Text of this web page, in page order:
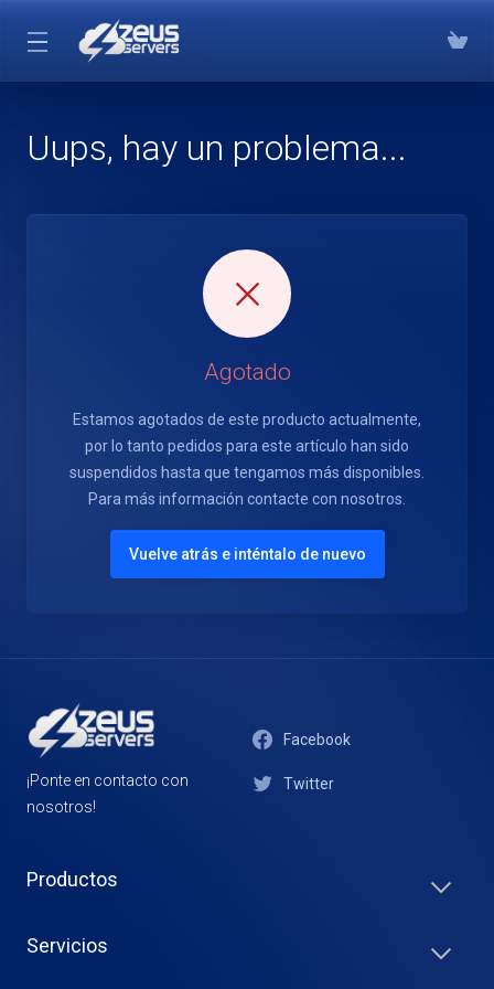
Uups, hay un problema...
Agotado
Estamos agotados de este producto actualmente,
por lo tanto pedidos para este artículo han sido
suspendidos hasta que tengamos más disponibles.
Para más información contacte con nosotros.
Vuelve atrás e inténtalo de nuevo
¡Ponte en contacto con
nosotros!
Facebook
Twitter
Productos
Servicios